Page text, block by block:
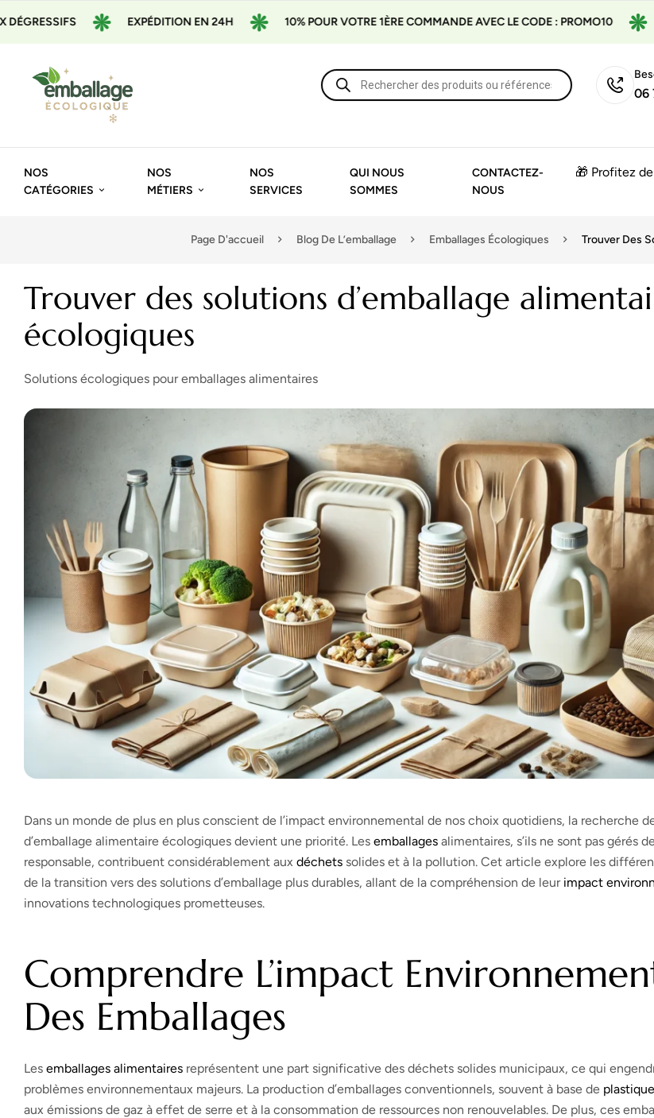
EXPÉDITION EN 24H 10% POUR VOTRE 1ÈRE COMMANDE AVEC LE CODE : PROMO10 LIVRAISON
06
NOS
CATÉGORIES
NOS
MÉTIERS
NOS
SERVICES
QUI NOUS
SOMMES
CONTACTEZ-
NOUS
🎁 Profitez
Page D'accueil Blog De L’emballage Emballages Écologiques Trouver Des
Trouver des solutions d’emballage
écologiques
Solutions écologiques pour emballages alimentaires
Dans un monde de plus en plus conscient de l’impact environnemental de nos choix quotidiens, la recherche
d’emballage alimentaire écologiques devient une priorité. Les emballages alimentaires, s’ils ne sont pas gérés
responsable, contribuent considérablement aux déchets solides et à la pollution. Cet article explore les
de la transition vers des solutions d’emballage plus durables, allant de la compréhension de leur impact
innovations technologiques prometteuses.
Comprendre L’impact
Des Emballages
Les emballages alimentaires représentent une part significative des déchets solides municipaux, ce qui
problèmes environnementaux majeurs. La production d’emballages conventionnels, souvent à base de plastique
aux émissions de gaz à effet de serre et à la consommation de ressources non renouvelables. De plus, ces